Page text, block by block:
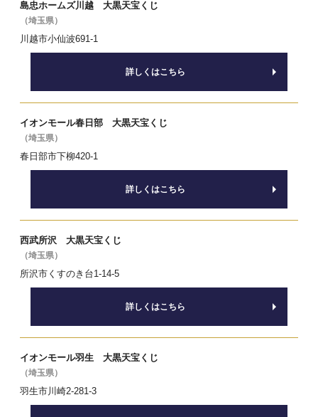
島忠ホームズ川越 大黒天宝くじ
（埼玉県）
川越市小仙波691-1
詳しくはこちら
イオンモール春日部 大黒天宝くじ
（埼玉県）
春日部市下柳420-1
詳しくはこちら
西武所沢 大黒天宝くじ
（埼玉県）
所沢市くすのき台1-14-5
詳しくはこちら
イオンモール羽生 大黒天宝くじ
（埼玉県）
羽生市川崎2-281-3